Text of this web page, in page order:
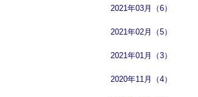
2021年03月（6）
2021年02月（5）
2021年01月（3）
2020年11月（4）